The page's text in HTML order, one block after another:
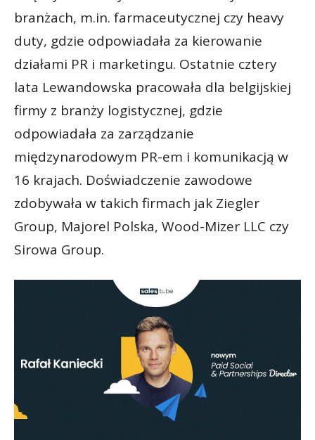
branżach, m.in. farmaceutycznej czy heavy
duty, gdzie odpowiadała za kierowanie
działami PR i marketingu. Ostatnie cztery
lata Lewandowska pracowała dla belgijskiej
firmy z branży logistycznej, gdzie
odpowiadała za zarządzanie
międzynarodowym PR-em i komunikacją w
16 krajach. Doświadczenie zawodowe
zdobywała w takich firmach jak Ziegler
Group, Majorel Polska, Wood-Mizer LLC czy
Sirowa Group.